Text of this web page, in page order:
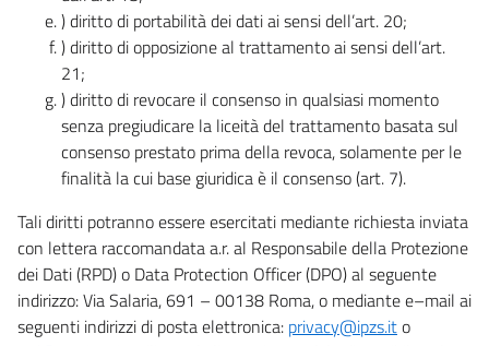
) diritto di portabilità dei dati ai sensi dell’art. 20;
) diritto di opposizione al trattamento ai sensi dell’art.
21;
) diritto di revocare il consenso in qualsiasi momento
senza pregiudicare la liceità del trattamento basata sul
consenso prestato prima della revoca, solamente per le
finalità la cui base giuridica è il consenso (art. 7).
Tali diritti potranno essere esercitati mediante richiesta inviata
con lettera raccomandata a.r. al Responsabile della Protezione
dei Dati (RPD) o Data Protection Officer (DPO) al seguente
indirizzo: Via Salaria, 691 – 00138 Roma, o mediante e–mail ai
seguenti indirizzi di posta elettronica: privacy@ipzs.ito